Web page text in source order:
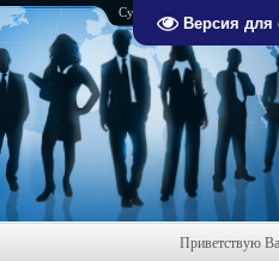
Версия для
Суббота, 08.08.2026, 14:08
Приветствую